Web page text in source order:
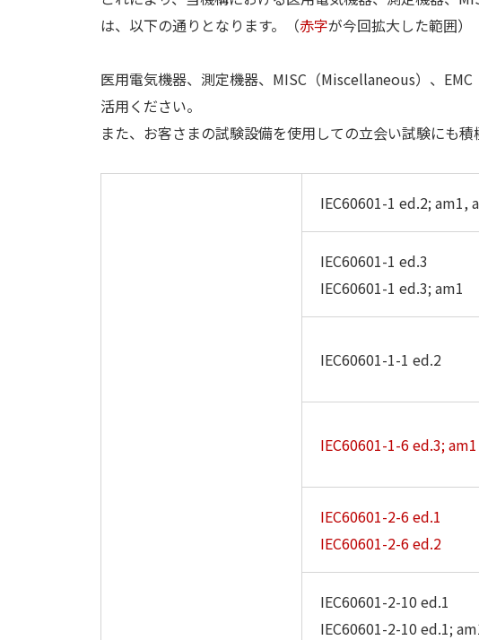
は、以下の通りとなります。（赤字が今回拡大した範囲）
医用電気機器、測定機器、MISC（Miscellaneous）、
活用ください。
また、お客さまの試験設備を使用しての立会い試験にも
IEC60601-1 ed.2; am1,
IEC60601-1 ed.3
IEC60601-1 ed.3; am1
IEC60601-1-1 ed.2
IEC60601-1-6 ed.3; am1
IEC60601-2-6 ed.1
IEC60601-2-6 ed.2
IEC60601-2-10 ed.1
IEC60601-2-10 ed.1;